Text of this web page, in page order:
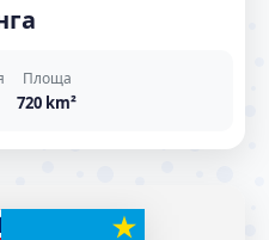
Площа
720 km²